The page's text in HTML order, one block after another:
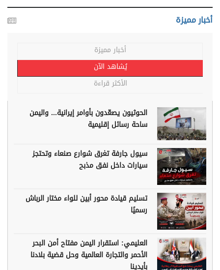
أخبار مميزة
أخبار مميزة
يُشاهد الآن
الأكثر قراءة
الحوثيون يصعّدون بأوامر إيرانية... واليمن
ساحة رسائل إقليمية
سيول جارفة تغرق شوارع صنعاء وتحتجز
سيارات داخل نفق مذبح
تسليم قيادة محور أبين للواء مختار الرباش
رسميًا
العليمي: استقرار اليمن مفتاح أمن البحر
الأحمر والتجارة العالمية وحل قضية بلادنا
بأيدينا